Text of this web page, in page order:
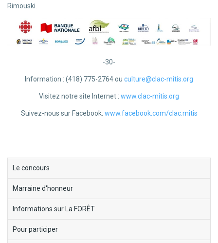
Rimouski.
-30-
Information : (418) 775-2764 ou culture@clac-mitis.org
Visitez notre site Internet : www.clac-mitis.org
Suivez-nous sur Facebook: www.facebook.com/clac.mitis
block-
ecorce-
fabuleuse
Le concours
Marraine d'honneur
Informations sur La FORÊT
Pour participer